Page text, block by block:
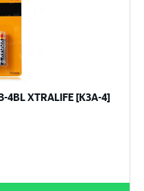
XTRALIFE [K3A-4]